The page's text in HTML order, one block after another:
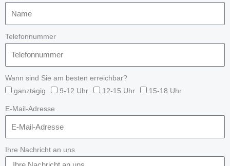
Telefonnummer
Wann sind Sie am besten erreichbar?
ganztägig
9-12 Uhr 12-15 Uhr 15-18 Uhr
E-Mail-Adresse
Ihre Nachricht an uns